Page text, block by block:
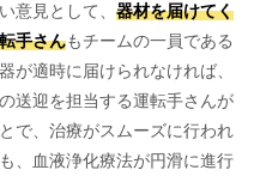
意見として、器材を届けてく
手さんもチームの一員である
が適時に届けられなければ、
送迎を担当する運転手さんが
で、治療がスムーズに行われ
、血液浄化療法が円滑に進行